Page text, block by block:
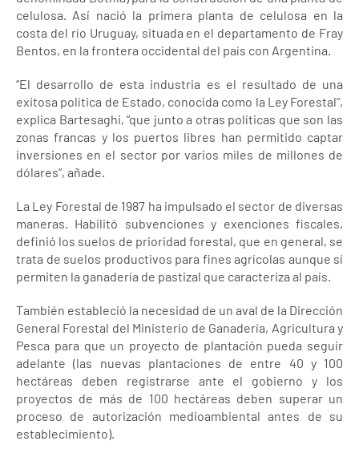
celulosa. Así nació la primera planta de celulosa en la
costa del río Uruguay, situada en el departamento de Fray
Bentos, en la frontera occidental del país con Argentina.
“El desarrollo de esta industria es el resultado de una
exitosa política de Estado, conocida como la Ley Forestal”,
explica Bartesaghi, “que junto a otras políticas que son las
zonas francas y los puertos libres han permitido captar
inversiones en el sector por varios miles de millones de
dólares”, añade.
La Ley Forestal de 1987 ha impulsado el sector de diversas
maneras. Habilitó subvenciones y exenciones fiscales,
definió los suelos de prioridad forestal, que en general, se
trata de suelos productivos para fines agrícolas aunque sí
permiten la ganadería de pastizal que caracteriza al país.
También estableció la necesidad de un aval de la Dirección
General Forestal del Ministerio de Ganadería, Agricultura y
Pesca para que un proyecto de plantación pueda seguir
adelante (las nuevas plantaciones de entre 40 y 100
hectáreas deben registrarse ante el gobierno y los
proyectos de más de 100 hectáreas deben superar un
proceso de autorización medioambiental antes de su
establecimiento).